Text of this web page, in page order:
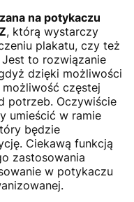
na potykaczu
, którą wystarczy
plakatu, czy też
Jest to rozwiązanie
dzięki możliwości
częstej
potrzeb. Oczywiście
umieścić w ramie
będzie
Ciekawą funkcją
zastosowania
w potykaczu